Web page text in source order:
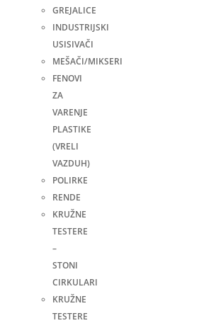
GREJALICE
INDUSTRIJSKI
USISIVAČI
MEŠAČI/MIKSERI
FENOVI
ZA
VARENJE
PLASTIKE
(VRELI
VAZDUH)
POLIRKE
RENDE
KRUŽNE
TESTERE
–
STONI
CIRKULARI
KRUŽNE
TESTERE